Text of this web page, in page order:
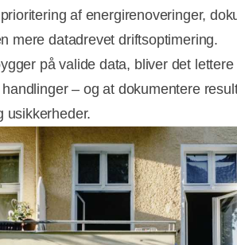
af energirenoveringer,
mere datadrevet driftsoptimering.
på valide data, bliver det
– og at dokumentere
usikkerheder.